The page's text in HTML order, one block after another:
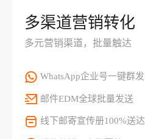
多渠道营销转化
多元营销渠道，批量触达
WhatsApp企业号一键群发
邮件EDM全球批量发送
线下邮寄宣传册100%送达